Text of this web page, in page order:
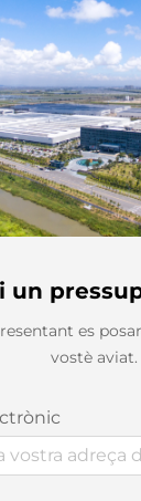
un
es
vostè aviat.